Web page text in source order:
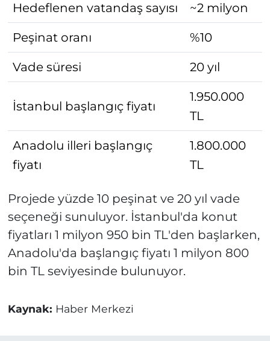
Hedeflenen vatandaş sayısı ~2 milyon
Peşinat oranı %10
Vade süresi 20 yıl
İstanbul başlangıç fiyatı
1.950.000
TL
Anadolu illeri başlangıç
fiyatı
1.800.000
TL
Projede yüzde 10 peşinat ve 20 yıl vade
seçeneği sunuluyor. İstanbul'da konut
fiyatları 1 milyon 950 bin TL'den başlarken,
Anadolu'da başlangıç fiyatı 1 milyon 800
bin TL seviyesinde bulunuyor.
Kaynak: Haber Merkezi